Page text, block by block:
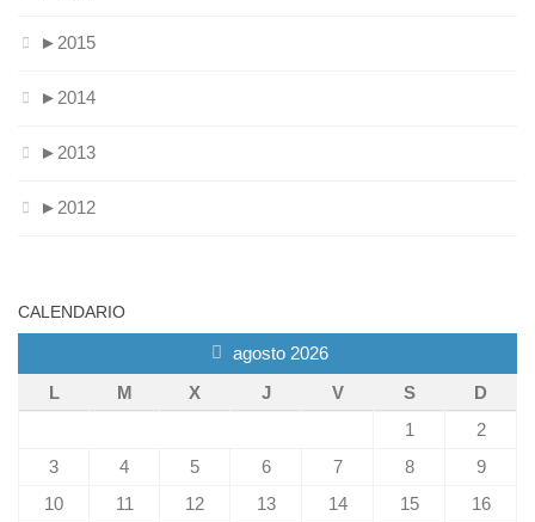
► 2015
► 2014
► 2013
► 2012
CALENDARIO
agosto 2026
L
M X J V S
D
1
2
3
4 5 6 7 8
9
10
11 12 13 14 15
16